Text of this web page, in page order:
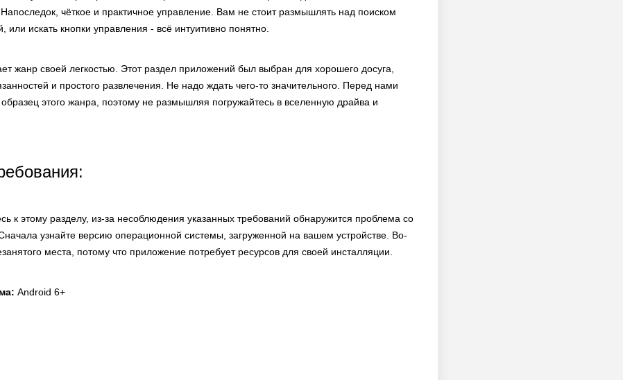
чёткое и практичное управление. Вам не стоит размышлять над поиском
или искать кнопки управления - всё интуитивно понятно.
жанр своей легкостью. Этот раздел приложений был выбран для хорошего досуга,
и простого развлечения. Не надо ждать чего-то значительного. Перед нами
образец этого жанра, поэтому не размышляя погружайтесь в вселенную драйва и
к этому разделу, из-за несоблюдения указанных требований обнаружится проблема со
узнайте версию операционной системы, загруженной на вашем устройстве. Во-
места, потому что приложение потребует ресурсов для своей инсталляции.
Android 6+